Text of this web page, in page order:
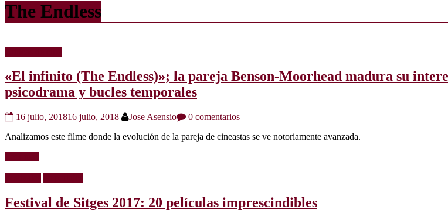
The Endless
«El infinito (The Endless)»; la pareja Benson-Moorhead madura su
psicodrama y bucles temporales
16 julio, 201816 julio, 2018 Jose Asensio
0 comentarios
Analizamos este filme donde la evolución de la pareja de cineastas se ve notoriamente avanzada.
Festival de Sitges 2017: 20 películas imprescindibles